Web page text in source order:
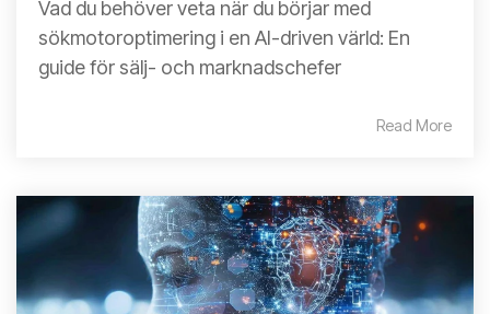
Vad du behöver veta när du börjar med
sökmotoroptimering i en AI-driven värld: En
guide för sälj- och marknadschefer
Read More